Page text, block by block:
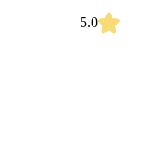
5.0